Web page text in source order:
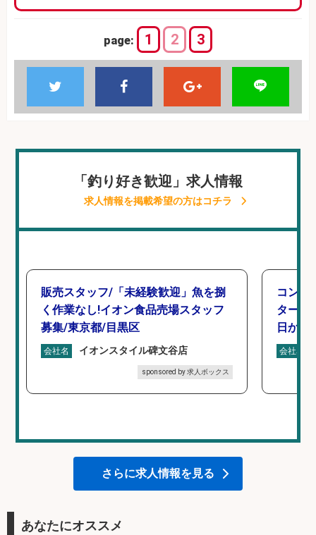
page: 1 2 3
「釣り好き歓迎」求人情報
求人情報を掲載希望の方はコチラ
販売スタッフ/「未経験歓迎」魚を捌
く作業なし!イオン食品売場スタッフ
募集/東京都/目黒区
会社名 イオンスタイル碑文谷店
sponsored by 求人ボックス
コンビ
タート
日から
会社名
さらに求人情報を見る
あなたにオススメ